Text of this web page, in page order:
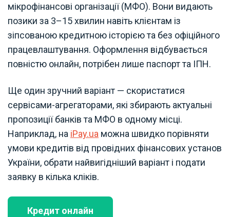
мікрофінансові організації (МФО). Вони видають
позики за 3–15 хвилин навіть клієнтам із
зіпсованою кредитною історією та без офіційного
працевлаштування. Оформлення відбувається
повністю онлайн, потрібен лише паспорт та ІПН.
Ще один зручний варіант — скористатися
сервісами-агрегаторами, які збирають актуальні
пропозиції банків та МФО в одному місці.
Наприклад, на iPay.ua можна швидко порівняти
умови кредитів від провідних фінансових установ
України, обрати найвигідніший варіант і подати
заявку в кілька кліків.
Кредит онлайн